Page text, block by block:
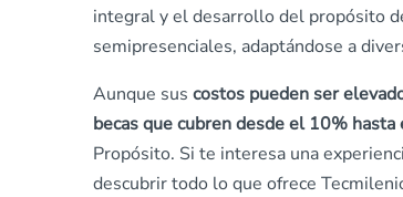
integral y el desarrollo del propósito
semipresenciales, adaptándose a
Aunque sus costos pueden ser
becas que cubren desde el 10%
Propósito. Si te interesa una
descubrir todo lo que ofrece